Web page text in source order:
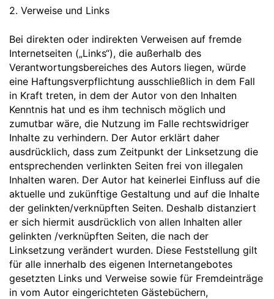
2. Verweise und Links
Bei direkten oder indirekten Verweisen auf fremde
Internetseiten („Links“), die außerhalb des
Verantwortungsbereiches des Autors liegen, würde
eine Haftungsverpflichtung ausschließlich in dem Fall
in Kraft treten, in dem der Autor von den Inhalten
Kenntnis hat und es ihm technisch möglich und
zumutbar wäre, die Nutzung im Falle rechtswidriger
Inhalte zu verhindern. Der Autor erklärt daher
ausdrücklich, dass zum Zeitpunkt der Linksetzung die
entsprechenden verlinkten Seiten frei von illegalen
Inhalten waren. Der Autor hat keinerlei Einfluss auf die
aktuelle und zukünftige Gestaltung und auf die Inhalte
der gelinkten/verknüpften Seiten. Deshalb distanziert
er sich hiermit ausdrücklich von allen Inhalten aller
gelinkten /verknüpften Seiten, die nach der
Linksetzung verändert wurden. Diese Feststellung gilt
für alle innerhalb des eigenen Internetangebotes
gesetzten Links und Verweise sowie für Fremdeinträge
in vom Autor eingerichteten Gästebüchern,